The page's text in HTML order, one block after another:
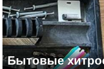
Бытовые